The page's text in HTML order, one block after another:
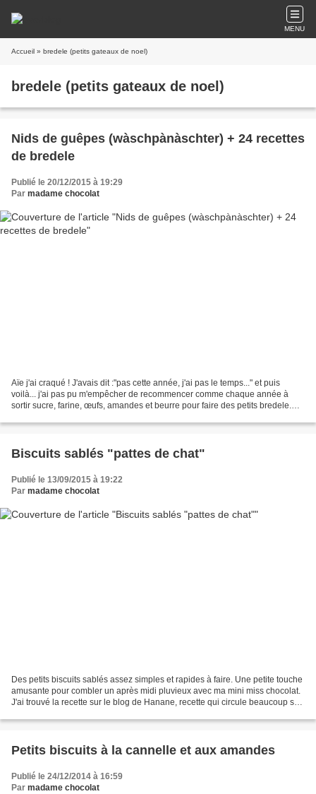
MENU
Accueil » bredele (petits gateaux de noel)
bredele (petits gateaux de noel)
Nids de guêpes (wàschpànàschter) + 24 recettes
de bredele
Publié le 20/12/2015 à 19:29
Par madame chocolat
Aïe j'ai craqué ! J'avais dit :"pas cette année, j'ai pas le temps..." et puis
voilà... j'ai pas pu m'empêcher de recommencer comme chaque année à
sortir sucre, farine, œufs, amandes et beurre pour faire des petits bredele.
Biscuits sablés "pattes de chat"
Publié le 13/09/2015 à 19:22
Par madame chocolat
Des petits biscuits sablés assez simples et rapides à faire. Une petite touche
amusante pour combler un après midi pluvieux avec ma mini miss chocolat.
J'ai trouvé la recette sur le blog de Hanane, recette qui circule beaucoup sur
Petits biscuits à la cannelle et aux amandes
Publié le 24/12/2014 à 16:59
Par madame chocolat